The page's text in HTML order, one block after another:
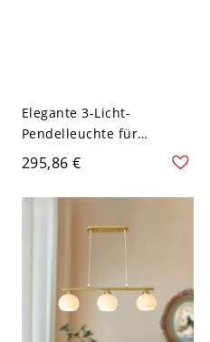
Elegante 3-Licht-
Pendelleuchte für
Kücheninsel, Globus-
weißer Harzschirm, Bi-
Pin-Lichttyp, reguläre
Hängehöhe, 110V-120V,
295,86 €